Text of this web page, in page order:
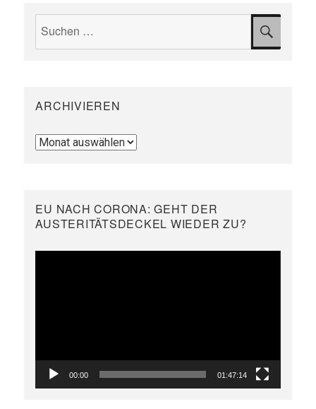
ARCHIVIEREN
Archivieren
EU NACH CORONA: GEHT DER
AUSTERITÄTSDECKEL WIEDER ZU?
00:00 01:47:14